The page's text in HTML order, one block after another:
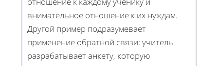
внимательное отношение к их нуждам.
Другой пример подразумевает
применение обратной связи: учитель
разрабатывает анкету, которую